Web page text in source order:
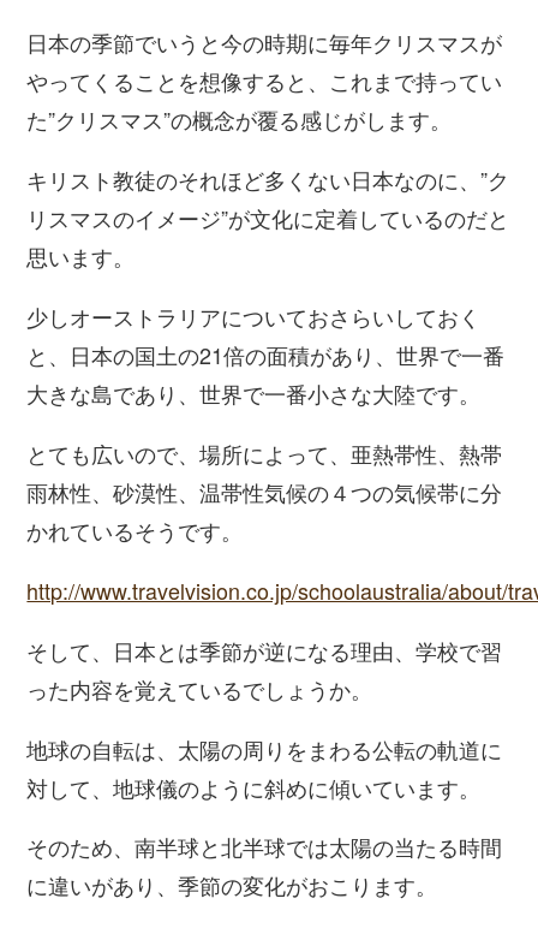
日本の季節でいうと今の時期に毎年クリスマスが
やってくることを想像すると、これまで持ってい
た”クリスマス”の概念が覆る感じがします。
キリスト教徒のそれほど多くない日本なのに、”ク
リスマスのイメージ”が文化に定着しているのだと
思います。
少しオーストラリアについておさらいしておく
と、日本の国土の21倍の面積があり、世界で一番
大きな島であり、世界で一番小さな大陸です。
とても広いので、場所によって、亜熱帯性、熱帯
雨林性、砂漠性、温帯性気候の４つの気候帯に分
かれているそうです。
http://www.travelvision.co.jp/schoolaustralia/about/
そして、日本とは季節が逆になる理由、学校で習
った内容を覚えているでしょうか。
地球の自転は、太陽の周りをまわる公転の軌道に
対して、地球儀のように斜めに傾いています。
そのため、南半球と北半球では太陽の当たる時間
に違いがあり、季節の変化がおこります。